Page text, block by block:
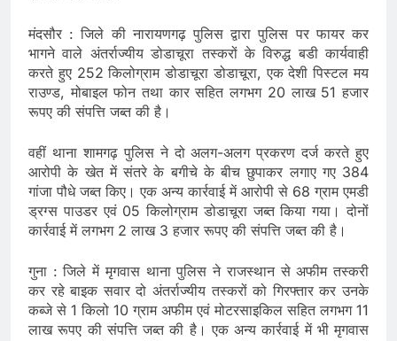
मंदसौर : जिले की नारायणगढ़ पुलिस द्वारा पुलिस पर फायर कर
भागने वाले अंतर्राज्यीय डोडाचूरा तस्करों के विरुद्ध बडी कार्यवाही
करते हुए 252 किलोग्राम डोडाचूरा डोडाचूरा, एक देशी पिस्टल मय
राउण्ड, मोबाइल फोन तथा कार सहित लगभग 20 लाख 51 हजार
रूपए की संपत्ति जब्‍त की है।
वहीं थाना शामगढ़ पुलिस ने दो अलग-अलग प्रकरण दर्ज करते हुए
आरोपी के खेत में संतरे के बगीचे के बीच छुपाकर लगाए गए 384
गांजा पौधे जब्‍त किए। एक अन्‍य कार्रवाई में आरोपी से 68 ग्राम एमडी
ड्रग्स पाउडर एवं 05 किलोग्राम डोडाचूरा जब्‍त किया गया। दोनों
कार्रवाई में लगभग 2 लाख 3 हजार रूपए की संपत्ति जब्‍त की है।
गुना : जिले में मृगवास थाना पुलिस ने राजस्थान से अफीम तस्करी
कर रहे बाइक सवार दो अंतर्राज्यीय तस्करों को गिरफ्तार कर उनके
कब्जे से 1 किलो 10 ग्राम अफीम एवं मोटरसाइकिल सहित लगभग 11
लाख रूपए की संपत्ति जब्‍त की है। एक अन्‍य कार्रवाई में भी मृगवास